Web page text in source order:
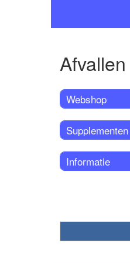
Webshop
Supplementen
Informatie